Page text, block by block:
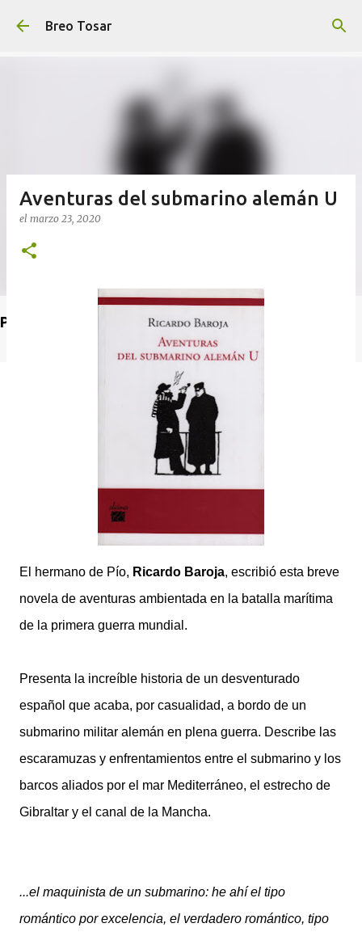
Breo Tosar
Poet's Abbey (Blog de lecturas)
Aventuras del submarino alemán U
el marzo 23, 2020
El hermano de Pío, Ricardo Baroja, escribió esta breve
novela de aventuras ambientada en la batalla marítima
de la primera guerra mundial.
Presenta la increíble historia de un desventurado
español que acaba, por casualidad, a bordo de un
submarino militar alemán en plena guerra. Describe las
escaramuzas y enfrentamientos entre el submarino y los
barcos aliados por el mar Mediterráneo, el estrecho de
Gibraltar y el canal de la Mancha.
...el maquinista de un submarino: he ahí el tipo
romántico por excelencia, el verdadero romántico, tipo